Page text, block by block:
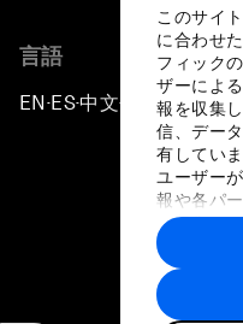
このサイ
に合わせ
フィック
ザーによ
報を収集
信、デー
有してい
ユーザー
報や各パ
に収集さ
トナーに
す。
言語
EN ▪ES▪中文▪ 日本語
プライバシ